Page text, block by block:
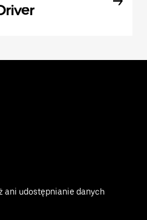
ani udostępnianie danych